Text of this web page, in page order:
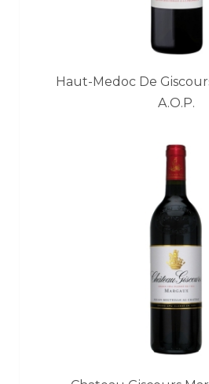
Haut-Medoc De
A.O.P.